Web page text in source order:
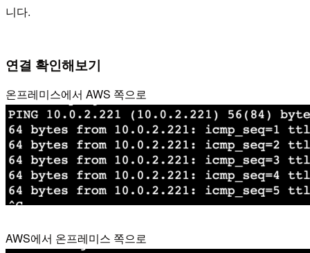
니다.
연결 확인해보기
온프레미스에서 AWS 쪽으로
AWS에서 온프레미스 쪽으로